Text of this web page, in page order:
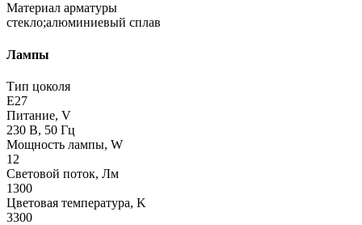
Материал арматуры
стекло;алюминиевый сплав
Лампы
Тип цоколя
E27
Питание, V
230 В, 50 Гц
Мощность лампы, W
12
Световой поток, Лм
1300
Цветовая температура, K
3300